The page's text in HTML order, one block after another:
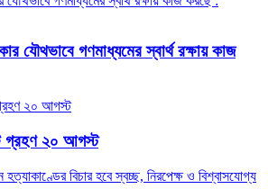
যৌথভাবে গণমাধ্যমের স্বার্থ রক্ষায় কাজ
গ্রহণ ২০ আগস্ট